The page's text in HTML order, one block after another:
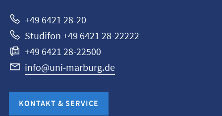
+49 6421 28-20
Studifon +49 6421 28-22222
+49 6421 28-22500
info@uni-marburg.de
KONTAKT & SERVICE